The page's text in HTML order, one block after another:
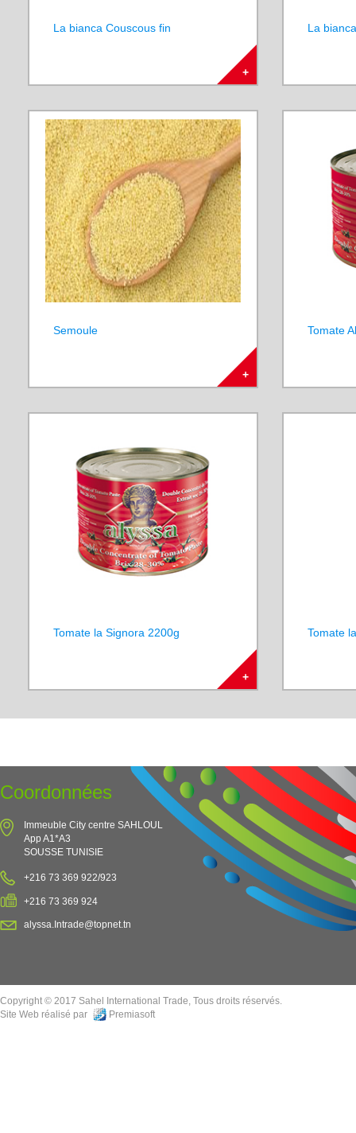
La bianca Couscous fin
+
La
Semoule
+
Tomate
Tomate la Signora 2200g
+
Tomate
Coordonnées
Immeuble City centre SAHLOUL
App A1*A3
SOUSSE TUNISIE
+216 73 369 922/923
+216 73 369 924
alyssa.Intrade@topnet.tn
Copyright © 2017 Sahel International Trade, Tous droits réservés.
Site Web réalisé par
Premiasoft